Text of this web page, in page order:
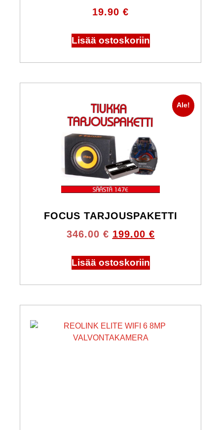
19.90 €
Lisää ostoskoriin
Ale!
FOCUS TARJOUSPAKETTI
346.00 € 199.00 €
Lisää ostoskoriin